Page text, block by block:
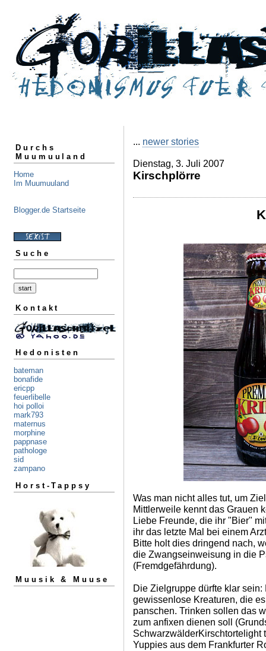
Durchs
Muumuuland
Home
Im Muumuuland
Blogger.de Startseite
Suche
Kontakt
Hedonisten
bateman
bonafide
ericpp
feuerlibelle
hoi polloi
mark793
maternus
morphine
pappnase
pathologe
sid
zampano
Horst-Tappsy
Muusik & Muuse
... newer stories
Dienstag, 3. Juli 2007
Kirschplörre
Was man nicht alles tut, um
Mittlerweile kennt das Grauen
Liebe Freunde, die ihr "Bier"
ihr das letzte Mal bei einem
Bitte holt dies dringend nach,
die Zwangseinweisung in die
(Fremdgefährdung).
Die Zielgruppe dürfte klar
gewissenlose Kreaturen, die
panschen. Trinken sollen das
zum anfixen dienen soll
Yuppies aus dem Frankfurter